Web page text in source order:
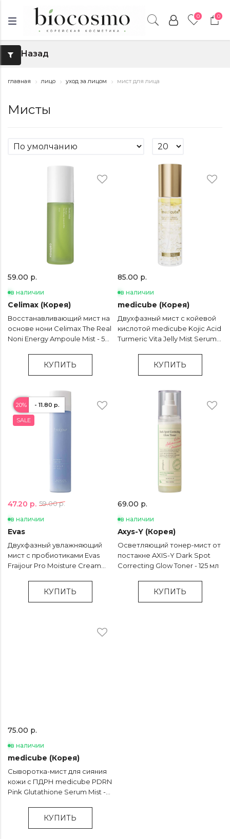
0 0
↑ Назад
главная лицо уход за лицом мист для лица
Мисты
59.00 р.
в наличии
Celimax (Корея)
Восстанавливающий мист на
основе нони Celimax The Real
Noni Energy Ampoule Mist - 50
КУПИТЬ
85.00 р.
в наличии
medicube (Корея)
Двухфазный мист с койевой
кислотой medicube Kojic Acid
Turmeric Vita Jelly Mist Serum -
КУПИТЬ
SALE
20% - 11.80 р.
47.20 р. 59.00 р.
в наличии
Evas
Двухфазный увлажняющий
мист с пробиотиками Evas
Fraijour Pro Moisture Cream
КУПИТЬ
69.00 р.
в наличии
Axys-Y (Корея)
Осветляющий тонер-мист от
постакне AXIS-Y Dark Spot
Correcting Glow Toner - 125 мл
КУПИТЬ
75.00 р.
в наличии
medicube (Корея)
Сыворотка-мист для сияния
кожи с ПДРН medicube PDRN
Pink Glutathione Serum Mist -
КУПИТЬ